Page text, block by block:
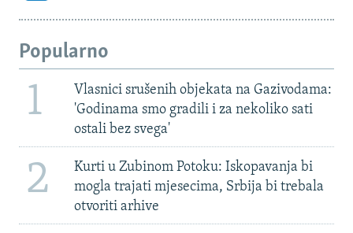
Popularno
1
Vlasnici srušenih objekata na Gazivodama:
'Godinama smo gradili i za nekoliko sati
ostali bez svega'
2
Kurti u Zubinom Potoku: Iskopavanja bi
mogla trajati mjesecima, Srbija bi trebala
otvoriti arhive